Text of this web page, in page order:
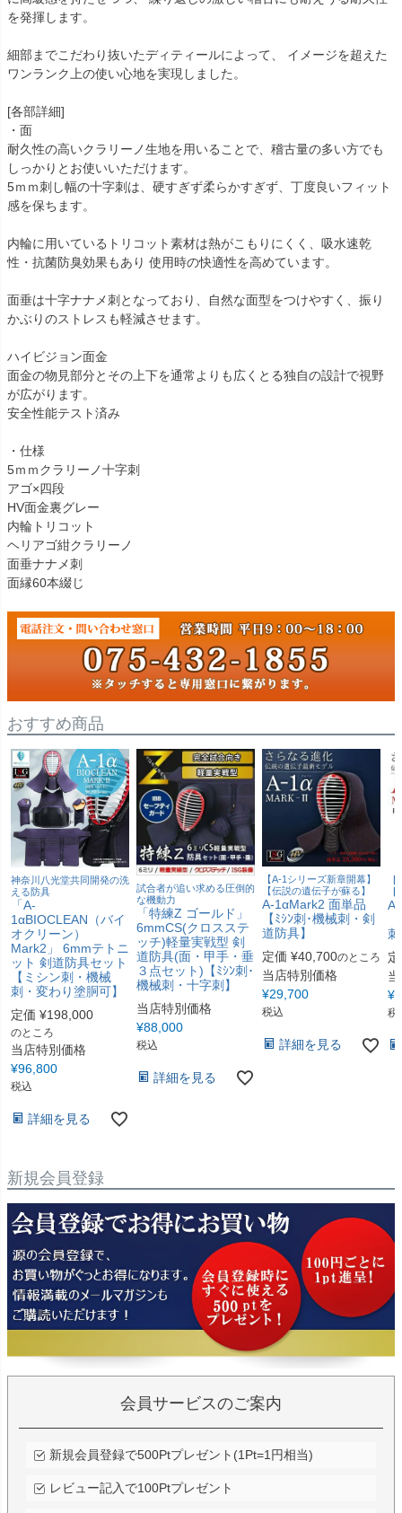
を発揮します。
細部までこだわり抜いたディティールによって、 イメージを超えた
ワンランク上の使い心地を実現しました。
[各部詳細]
・面
耐久性の高いクラリーノ生地を用いることで、稽古量の多い方でも
しっかりとお使いいただけます。
5ｍｍ刺し幅の十字刺は、硬すぎず柔らかすぎず、丁度良いフィット
感を保ちます。
内輪に用いているトリコット素材は熱がこもりにくく、吸水速乾
性・抗菌防臭効果もあり 使用時の快適性を高めています。
面垂は十字ナナメ刺となっており、自然な面型をつけやすく、振り
かぶりのストレスも軽減させます。
ハイビジョン面金
面金の物見部分とその上下を通常よりも広くとる独自の設計で視野
が広がります。
安全性能テスト済み
・仕様
5ｍｍクラリーノ十字刺
アゴ×四段
HV面金裏グレー
内輪トリコット
ヘリアゴ紺クラリーノ
面垂ナナメ刺
面縁60本綴じ
おすすめ商品
神奈川八光堂共同開発の洗
える防具
「A-
1αBIOCLEAN（バイ
オクリーン）
Mark2」 6mmテトニ
ット 剣道防具セット
【ミシン刺・機械
刺・変わり塗胴可】
定価 ¥198,000
のところ
当店特別価格
¥96,800
税込
詳細を見る
試合者が追い求める圧倒的
な機動力
「特練Z ゴールド」
6mmCS(クロスステ
ッチ)軽量実戦型 剣
道防具(面・甲手・垂
３点セット)【ﾐｼﾝ刺･
機械刺・十字刺】
当店特別価格
¥88,000
税込
詳細を見る
【A-1シリーズ新章開幕】
【伝説の遺伝子が蘇る】
A-1αMark2 面単品
【ﾐｼﾝ刺･機械刺・剣
道防具】
定価 ¥40,700のところ
当店特別価格
¥29,700
税込
詳細を見る
¥
税
新規会員登録
会員サービスのご案内
新規会員登録で500Ptプレゼント(1Pt=1円相当)
レビュー記入で100Ptプレゼント